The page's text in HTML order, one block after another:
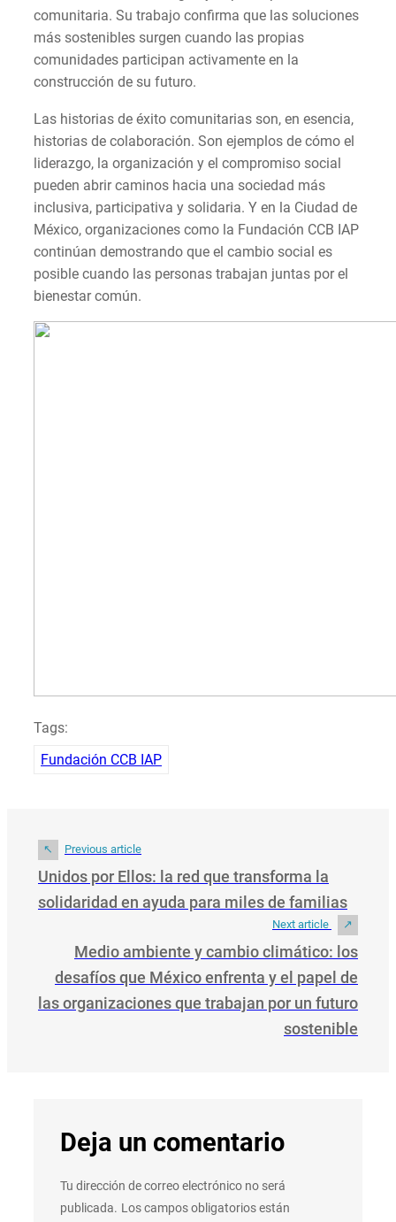
comunitaria. Su trabajo confirma que las soluciones
más sostenibles surgen cuando las propias
comunidades participan activamente en la
construcción de su futuro.
Las historias de éxito comunitarias son, en esencia,
historias de colaboración. Son ejemplos de cómo el
liderazgo, la organización y el compromiso social
pueden abrir caminos hacia una sociedad más
inclusiva, participativa y solidaria. Y en la Ciudad de
México, organizaciones como la Fundación CCB IAP
continúan demostrando que el cambio social es
posible cuando las personas trabajan juntas por el
bienestar común.
Tags:
Fundación CCB IAP
Previous article
Unidos por Ellos: la red que transforma la
solidaridad en ayuda para miles de familias
Next article
Medio ambiente y cambio climático: los
desafíos que México enfrenta y el papel de
las organizaciones que trabajan por un futuro
sostenible
Deja un comentario
Tu dirección de correo electrónico no será
publicada. Los campos obligatorios están